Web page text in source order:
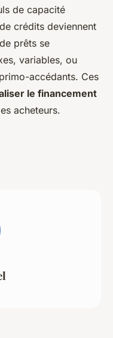
de capacité
crédits deviennent
prêts se
variables, ou
accédants. Ces
le financement
acheteurs.